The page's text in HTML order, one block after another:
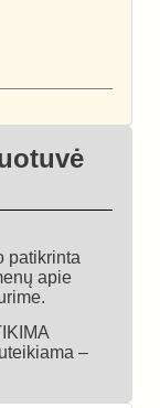
patikrinta
apie
–